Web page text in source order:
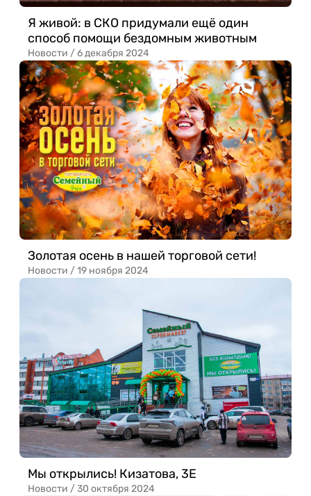
Я живой: в СКО придумали ещё один
способ помощи бездомным животным
Новости /6 декабря 2024
Золотая осень в нашей торговой сети!
Новости /19 ноября 2024
Мы открылись! Кизатова, 3Е
Новости /30 октября 2024